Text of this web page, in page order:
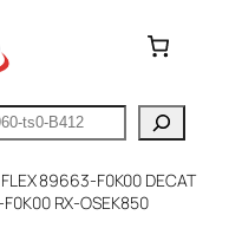
89663-F0K00 DECAT
RX-OSEK850